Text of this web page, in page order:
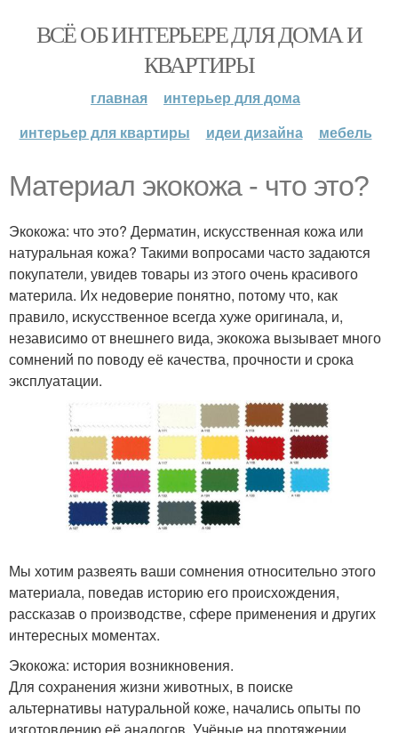
ВСЁ ОБ ИНТЕРЬЕРЕ ДЛЯ ДОМА И
КВАРТИРЫ
главная
интерьер для дома
интерьер для квартиры
идеи дизайна мебель
Материал экокожа - что это?
Экокожа: что это? Дерматин, искусственная кожа или
натуральная кожа? Такими вопросами часто задаются
покупатели, увидев товары из этого очень красивого
материла. Их недоверие понятно, потому что, как
правило, искусственное всегда хуже оригинала, и,
независимо от внешнего вида, экокожа вызывает много
сомнений по поводу её качества, прочности и срока
эксплуатации.
Мы хотим развеять ваши сомнения относительно этого
материала, поведав историю его происхождения,
рассказав о производстве, сфере применения и других
интересных моментах.
Экокожа: история возникновения.
Для сохранения жизни животных, в поиске
альтернативы натуральной коже, начались опыты по
изготовлению её аналогов. Учёные на протяжении